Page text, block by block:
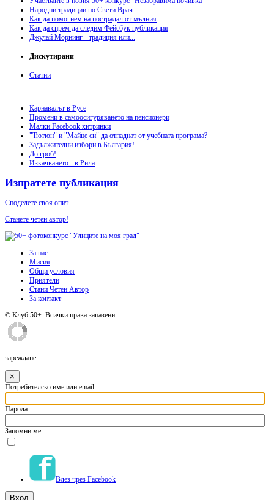
Народни традиции по Свети Врач
Как да помогнем на пострадал от мълния
Как да спрем да следим Фейсбук публикация
Джулай Морнинг - традиция или...
Дискутирани
Статии
Карнавалът в Русе
Промени в самоосигуряването на пенсионери
Малки Facebook хитринки
"Тютюн" и "Майце си" да отпаднат от учебната програма?
Задължителни избори в България!
До гроб!
Изкачването - в Рила
Изпратете публикация
Споделете своя опит.
Станете четен автор!
За нас
Мисия
Общи условия
Приятели
Стани Четен Автор
За контакт
© Клуб 50+. Всички права запазени.
зареждане...
×
Потребителско име или email
Парола
Запомни ме
Влез чрез Facebook